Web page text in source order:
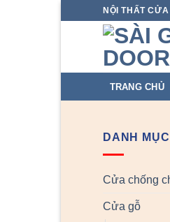
NỘI THẤT
TRANG CHỦ
DANH
Cửa chống
Cửa gỗ